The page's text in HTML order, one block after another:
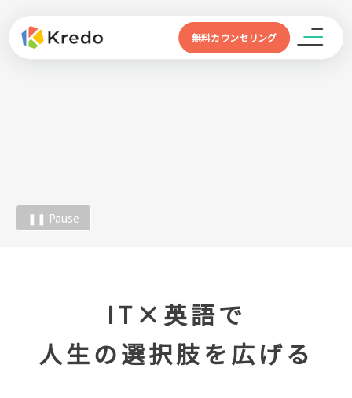
無料カウンセリング
❚❚ Pause
IT×英語で
人生の選択肢を広げる